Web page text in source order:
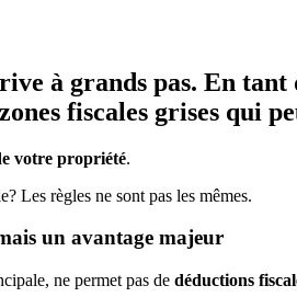
à grands pas. En
fiscales grises qui
votre propriété.
Les règles ne sont pas les mêmes.
un avantage majeur
ne permet pas de déductions